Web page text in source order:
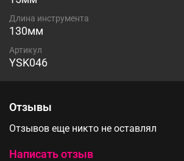
Длина инструмента
130мм
Артикул
YSK046
Отзывы
Отзывов еще никто не оставлял
Написать отзыв